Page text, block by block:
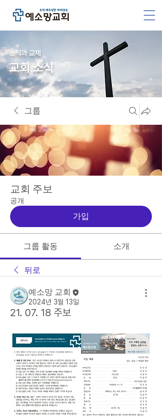
소식과 교제
교회 소식
그룹
교회 주보
공개
가입
그룹 활동 소개
뒤로
예소망 교회
2024년 3월 13일
21. 07. 18 주보